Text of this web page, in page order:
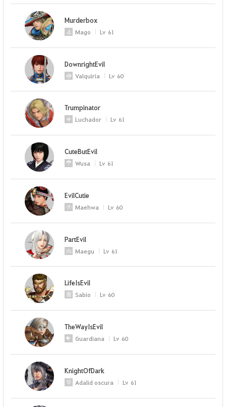
Murderbox
Mago Lv 61
DownrightEvil
Valquiria Lv 60
Trumpinator
Luchador Lv 61
CuteButEvil
Wusa Lv 61
EvilCutie
Maehwa Lv 60
PartEvil
Maegu Lv 61
LifeIsEvil
Sabio Lv 60
TheWayIsEvil
Guardiana Lv 60
KnightOfDark
Adalid oscura Lv 61